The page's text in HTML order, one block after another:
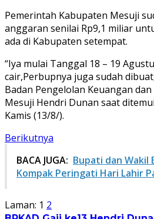
Pemerintah Kabupaten Mesuji
anggaran senilai Rp9,1 miliar
ada di Kabupaten setempat.
“Iya mulai Tanggal 18 – 19
cair,Perbupnya juga sudah
Badan Pengelolan Keuangan dan
Mesuji Hendri Dunan saat
Kamis (13/8/).
Berikutnya
BACA JUGA: Bupati dan Wakil
Kompak Peringati Hari Lahir
Laman: 1 2